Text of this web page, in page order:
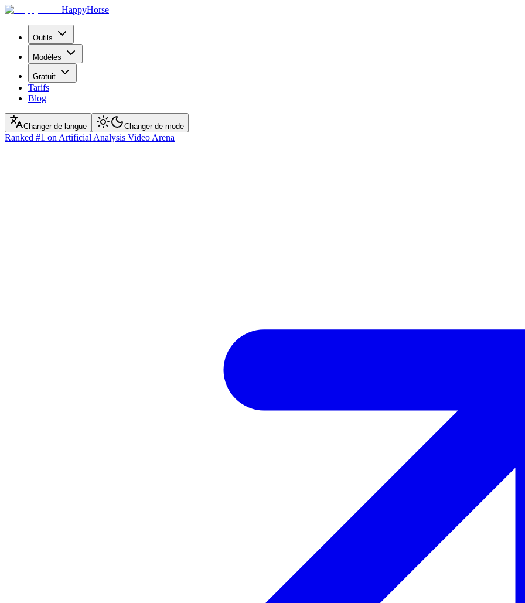
HappyHorse
Outils
Modèles
Gratuit
Tarifs
Blog
Changer de langue Changer de mode
Ranked #1 on Artificial Analysis Video Arena